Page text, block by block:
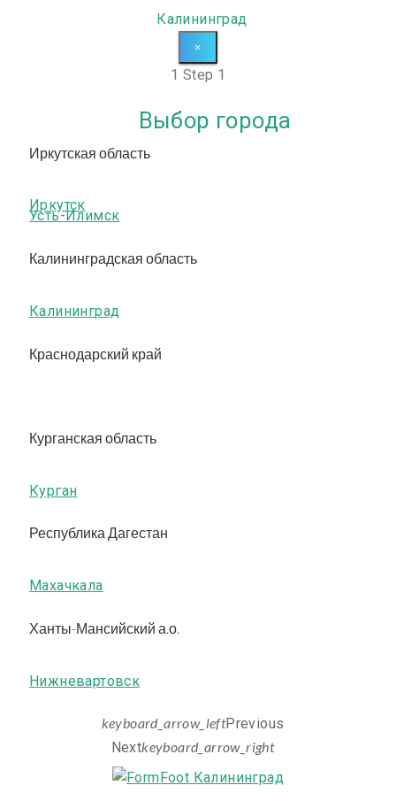
Калининград
×
1 Step 1
Выбор города
Иркутская область
Иркутск
Усть-Илимск
Калининградская область
Калининград
Краснодарский край
Курганская область
Курган
Республика Дагестан
Махачкала
Ханты-Мансийский а.о.
Нижневартовск
keyboard_arrow_leftPrevious
Nextkeyboard_arrow_right